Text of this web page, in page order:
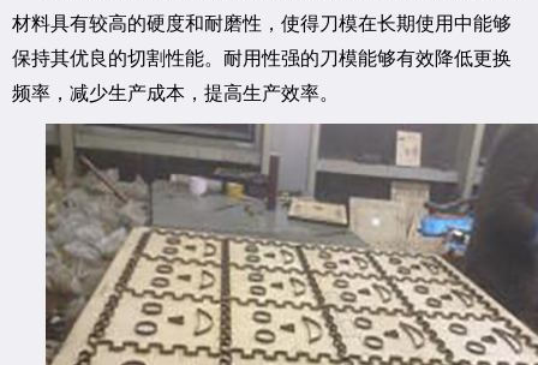
材料具有较高的硬度和耐磨性，使得刀模在长期使用中能够
保持其优良的切割性能。耐用性强的刀模能够有效降低更换
频率，减少生产成本，提高生产效率。